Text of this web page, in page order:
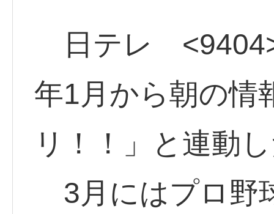
日テレ <9404>
年1月から朝の情
リ！！」と連動
3月にはプロ野